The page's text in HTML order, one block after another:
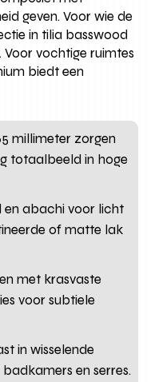
geven. Voor wie de
in tilia basswood
vochtige ruimtes
biedt een
millimeter zorgen
totaalbeeld in hoge
en abachi voor licht
of matte lak
met krasvaste
voor subtiele
in wisselende
en serres.